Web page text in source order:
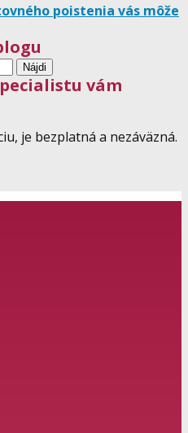
poistenia vás môže
vám
je bezplatná a nezáväzná.